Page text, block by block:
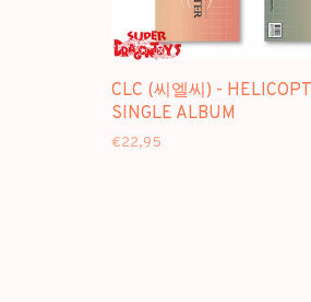
CLC (씨엘씨) -
SINGLE ALBUM
€22,95